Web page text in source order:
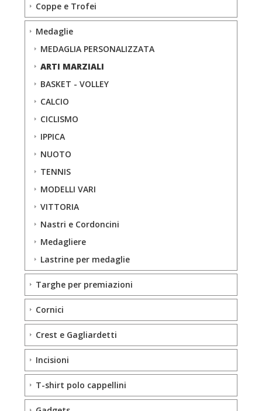
Coppe e Trofei
Medaglie
MEDAGLIA PERSONALIZZATA
ARTI MARZIALI
BASKET - VOLLEY
CALCIO
CICLISMO
IPPICA
NUOTO
TENNIS
MODELLI VARI
VITTORIA
Nastri e Cordoncini
Medagliere
Lastrine per medaglie
Targhe per premiazioni
Cornici
Crest e Gagliardetti
Incisioni
T-shirt polo cappellini